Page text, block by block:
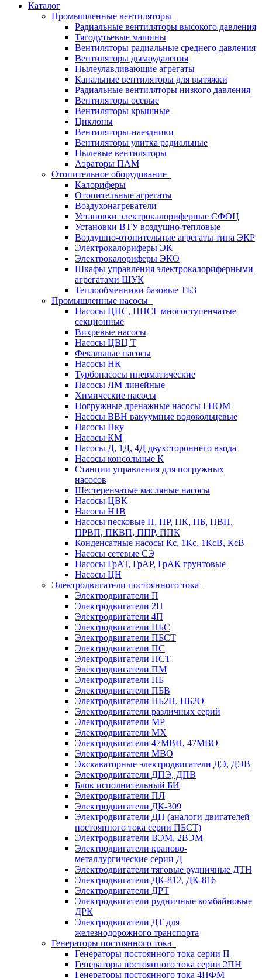
Каталог
Промышленные вентиляторы
Радиальные вентиляторы высокого давления
Тягодутьевые машины
Вентиляторы радиальные среднего давления
Вентиляторы дымоудаления
Пылеулавливающие агрегаты
Канальные вентиляторы для вытяжки
Радиальные вентиляторы низкого давления
Вентиляторы осевые
Вентиляторы крышные
Циклоны
Вентиляторы-наездники
Вентиляторы улитка радиальные
Пылевые вентиляторы
Аэраторы ПАМ
Отопительное оборудование
Калориферы
Отопительные агрегаты
Воздухонагреватели
Установки электрокалориферные СФОЦ
Установки ВТУ воздушно-тепловые
Воздушно-отопительные агрегаты типа ЭКР
Электрокалориферы ЭК
Электрокалориферы ЭКО
Шкафы управления электрокалориферными
агрегатами ШУК
Теплообменники базовые ТБЗ
Промышленные насосы
Насосы ЦНС, ЦНСГ многоступенчатые
секционные
Вихревые насосы
Насосы ЦВЦ Т
Фекальные насосы
Насосы НК
Турбонасосы пневматические
Насосы ЛМ линейные
Химические насосы
Погружные дренажные насосы ГНОМ
Насосы ВВН вакуумные водокольцевые
Насосы Нку
Насосы КМ
Насосы Д, 1Д, 4Д двухстороннего входа
Насосы консольные К
Станции управления для погружных
насосов
Шестеренчатые масляные насосы
Насосы ЦВК
Насосы Н1В
Насосы песковые П, ПР, ПК, ПБ, ПВП,
ПРВП, ПКВП, ППР, ППК
Конденсатные насосы Кс, 1Кс, 1КсВ, КсВ
Насосы сетевые СЭ
Насосы ГрАТ, ГрАР, ГрАК грунтовые
Насосы ЦН
Электродвигатели постоянного тока
Электродвигатели П
Электродвигатели 2П
Электродвигатели 4П
Электродвигатели ПБС
Электродвигатели ПБСТ
Электродвигатели ПС
Электродвигатели ПСТ
Электродвигатели ПМ
Электродвигатели ПБ
Электродвигатели ПБВ
Электродвигатели ПБ2П, ПБ2О
Электродвигатели различных серий
Электродвигатели МР
Электродвигатели MX
Электродвигатели 47MBH, 47МВО
Электродвигатели MBO
Экскаваторные электродвигатели ДЭ, ДЭВ
Электродвигатели ДПЭ, ДПВ
Блок исполнительный БИ
Электродвигатели ПЛ
Электродвигатели ДК-309
Электродвигатели ДП (аналоги двигателей
постоянного тока серии ПБСТ)
Электродвигатели ВЭМ, 2ВЭМ
Электродвигатели краново-
металлургические серии Д
Электродвигатели тяговые рудничные ДТН
Электродвигатели ДК-812, ДК-816
Электродвигатели ДРТ
Электродвигатели рудничные комбайновые
ДРК
Электродвигатели ДТ для
железнодорожного транспорта
Генераторы постоянного тока
Генераторы постоянного тока серии П
Генераторы постоянного тока серии 2ПН
Генераторы постоянного тока 4ПФМ